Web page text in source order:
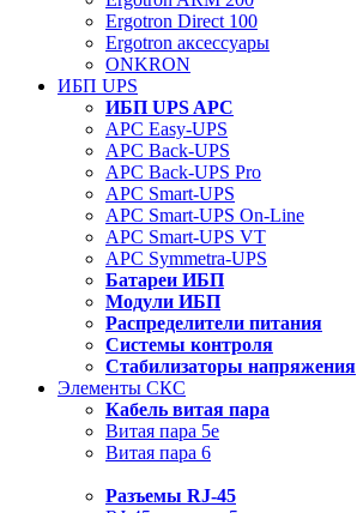
Ergotron Direct 100
Ergotron аксессуары
ONKRON
ИБП UPS
ИБП UPS APC
APC Easy-UPS
APC Back-UPS
APC Back-UPS Pro
APC Smart-UPS
APC Smart-UPS On-Line
APC Smart-UPS VT
APC Symmetra-UPS
Батареи ИБП
Модули ИБП
Распределители питания
Системы контроля
Стабилизаторы напряжения
Элементы СКС
Кабель витая пара
Витая пара 5e
Витая пара 6
Разъемы RJ-45